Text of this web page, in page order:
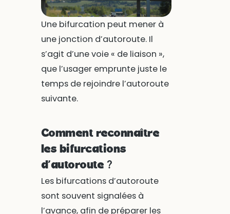
Une bifurcation peut mener à
une jonction d’autoroute. Il
s’agit d’une voie « de liaison »,
que l’usager emprunte juste le
temps de rejoindre l’autoroute
suivante.
Comment reconnaître
les bifurcations
d’autoroute ?
Les bifurcations d’autoroute
sont souvent signalées à
l’avance, afin de préparer les